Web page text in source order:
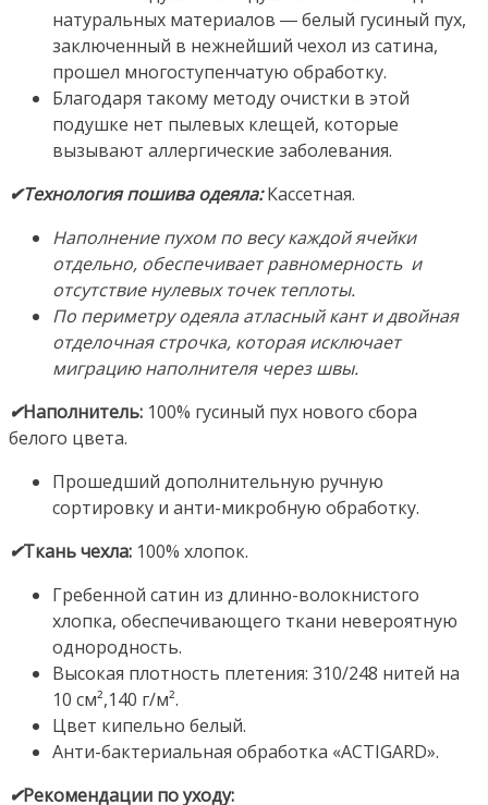
натуральных материалов ― белый гусиный пух,
заключенный в нежнейший чехол из сатина,
прошел многоступенчатую обработку.
Благодаря такому методу очистки в этой
подушке нет пылевых клещей, которые
вызывают аллергические заболевания.
✔Технология пошива одеяла:Кассетная.
Наполнение пухом по весу каждой ячейки
отдельно, обеспечивает равномерность и
отсутствие нулевых точек теплоты.
По периметру одеяла атласный кант и двойная
отделочная строчка, которая исключает
миграцию наполнителя через швы.
✔Наполнитель: 100% гусиный пух нового сбора
белого цвета.
Прошедший дополнительную ручную
сортировку и анти-микробную обработку.
✔Ткань чехла: 100% хлопок.
Гребенной сатин из длинно-волокнистого
хлопка, обеспечивающего ткани невероятную
однородность.
Высокая плотность плетения: 310/248 нитей на
10 см²,140 г/м².
Цвет кипельно белый.
Анти-бактериальная обработка «ACTIGARD».
✔Рекомендации по уходу: